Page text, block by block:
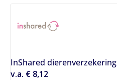
InShared dierenverzekering
v.a. € 8,12